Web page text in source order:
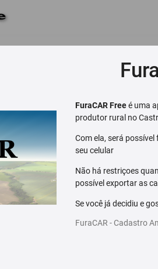
FuraCAR Freeé uma
produtor rural no
Com ela, será
seu celular
Não há restriçoes
possível exportar as
Se você já decidiu e
FuraCAR - Cadastro